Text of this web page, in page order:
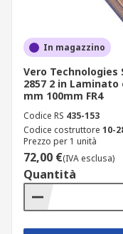
In magazzino
Vero
2857 2 in
mm 100mm FR4
Codice RS 435-153
Codice costruttore 10-
Prezzo per 1 unità
72,00 €(IVA esclusa)
Quantità